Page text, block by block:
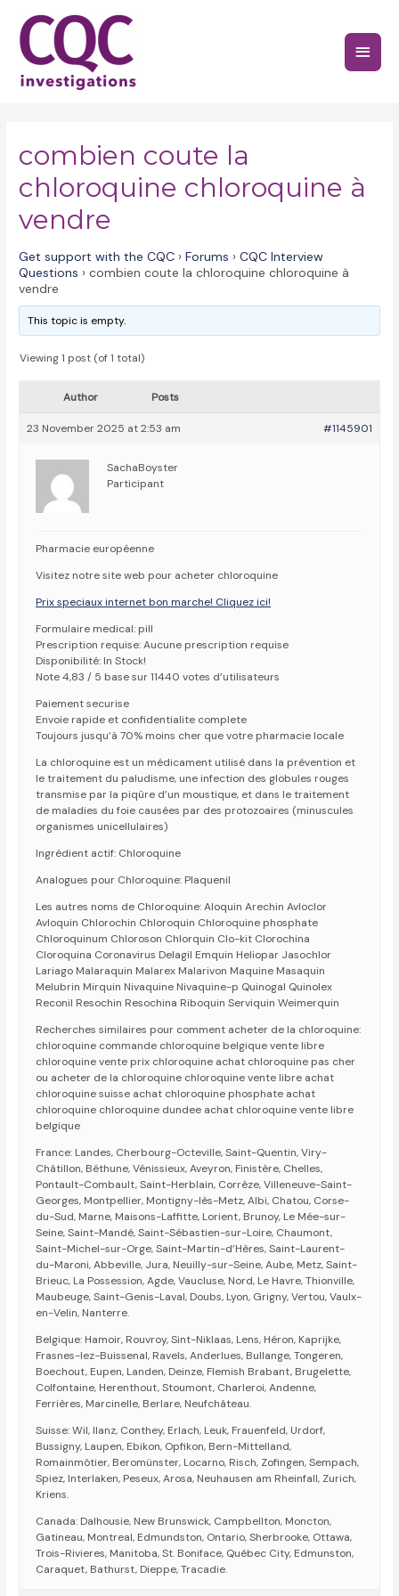
content
Main
combien coute la
chloroquine chloroquine à
vendre
Get support with the CQC › Forums › CQC Interview
Questions › combien coute la chloroquine chloroquine à
vendre
This topic is empty.
Viewing 1 post (of 1 total)
Author Posts
23 November 2025 at 2:53 am #1145901
SachaBoyster
Participant
Pharmacie européenne
Visitez notre site web pour acheter chloroquine
Prix speciaux internet bon marche! Cliquez ici!
Formulaire medical: pill
Prescription requise: Aucune prescription requise
Disponibilité: In Stock!
Note 4,83 / 5 base sur 11440 votes d’utilisateurs
Paiement securise
Envoie rapide et confidentialite complete
Toujours jusqu’à 70% moins cher que votre pharmacie locale
La chloroquine est un médicament utilisé dans la prévention et
le traitement du paludisme, une infection des globules rouges
transmise par la piqûre d’un moustique, et dans le traitement
de maladies du foie causées par des protozoaires (minuscules
organismes unicellulaires)
Ingrédient actif: Chloroquine
Analogues pour Chloroquine: Plaquenil
Les autres noms de Chloroquine: Aloquin Arechin Avloclor
Avloquin Chlorochin Chloroquin Chloroquine phosphate
Chloroquinum Chloroson Chlorquin Clo-kit Clorochina
Cloroquina Coronavirus Delagil Emquin Heliopar Jasochlor
Lariago Malaraquin Malarex Malarivon Maquine Masaquin
Melubrin Mirquin Nivaquine Nivaquine-p Quinogal Quinolex
Reconil Resochin Resochina Riboquin Serviquin Weimerquin
Recherches similaires pour comment acheter de la chloroquine:
chloroquine commande chloroquine belgique vente libre
chloroquine vente prix chloroquine achat chloroquine pas cher
ou acheter de la chloroquine chloroquine vente libre achat
chloroquine suisse achat chloroquine phosphate achat
chloroquine chloroquine dundee achat chloroquine vente libre
belgique
France: Landes, Cherbourg-Octeville, Saint-Quentin, Viry-
Châtillon, Béthune, Vénissieux, Aveyron, Finistère, Chelles,
Pontault-Combault, Saint-Herblain, Corrèze, Villeneuve-Saint-
Georges, Montpellier, Montigny-lès-Metz, Albi, Chatou, Corse-
du-Sud, Marne, Maisons-Laffitte, Lorient, Brunoy, Le Mée-sur-
Seine, Saint-Mandé, Saint-Sébastien-sur-Loire, Chaumont,
Saint-Michel-sur-Orge, Saint-Martin-d’Hères, Saint-Laurent-
du-Maroni, Abbeville, Jura, Neuilly-sur-Seine, Aube, Metz, Saint-
Brieuc, La Possession, Agde, Vaucluse, Nord, Le Havre, Thionville,
Maubeuge, Saint-Genis-Laval, Doubs, Lyon, Grigny, Vertou, Vaulx-
en-Velin, Nanterre.
Belgique: Hamoir, Rouvroy, Sint-Niklaas, Lens, Héron, Kaprijke,
Frasnes-lez-Buissenal, Ravels, Anderlues, Bullange, Tongeren,
Boechout, Eupen, Landen, Deinze, Flemish Brabant, Brugelette,
Colfontaine, Herenthout, Stoumont, Charleroi, Andenne,
Ferrières, Marcinelle, Berlare, Neufchâteau.
Suisse: Wil, Ilanz, Conthey, Erlach, Leuk, Frauenfeld, Urdorf,
Bussigny, Laupen, Ebikon, Opfikon, Bern-Mittelland,
Romainmôtier, Beromünster, Locarno, Risch, Zofingen, Sempach,
Spiez, Interlaken, Peseux, Arosa, Neuhausen am Rheinfall, Zurich,
Kriens.
Canada: Dalhousie, New Brunswick, Campbellton, Moncton,
Gatineau, Montreal, Edmundston, Ontario, Sherbrooke, Ottawa,
Trois-Rivieres, Manitoba, St. Boniface, Québec City, Edmunston,
Caraquet, Bathurst, Dieppe, Tracadie.